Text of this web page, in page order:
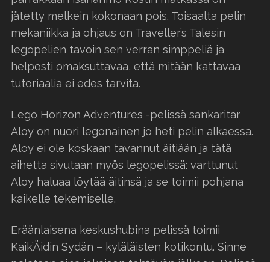
jätetty melkein kokonaan pois. Toisaalta pelin
mekaniikka ja ohjaus on Traveller’s Talesin
legopelien tavoin sen verran simppeliä ja
helposti omaksuttavaa, että mitään kattavaa
tutoriaalia ei edes tarvita.
Lego Horizon Adventures -pelissä sankaritar
Aloy on nuori legonainen jo heti pelin alkaessa.
Aloy ei ole koskaan tavannut äitiään ja tätä
aihetta sivutaan myös legopelissä: varttunut
Aloy haluaa löytää äitinsä ja se toimii pohjana
kaikelle tekemiselle.
Eräänlaisena keskushubina pelissä toimii
Kaik’Äidin Sydän – kyläläisten kotikontu. Sinne